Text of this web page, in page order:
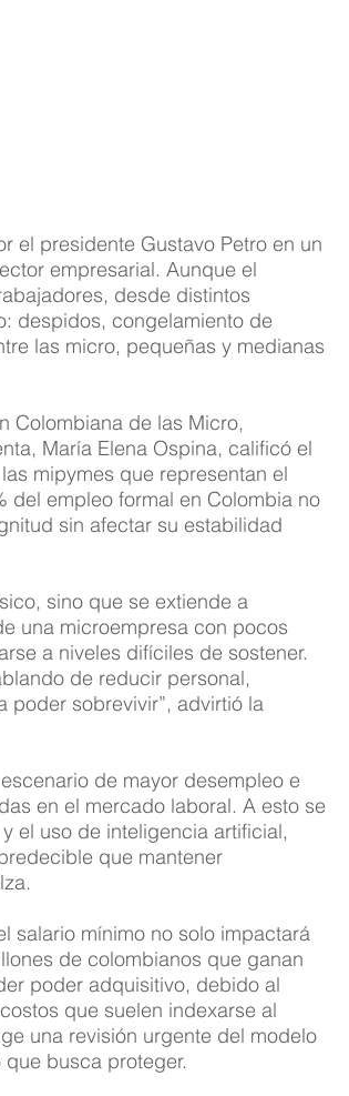
el presidente Gustavo Petro en un
empresarial. Aunque el
desde distintos
despidos, congelamiento de
las micro, pequeñas y medianas
Colombiana de las Micro,
María Elena Ospina, calificó el
mipymes que representan el
del empleo formal en Colombia no
sin afectar su estabilidad
sino que se extiende a
una microempresa con pocos
a niveles difíciles de sostener.
de reducir personal,
poder sobrevivir”, advirtió la
de mayor desempleo e
en el mercado laboral. A esto se
el uso de inteligencia artificial,
que mantener
salario mínimo no solo impactará
de colombianos que ganan
poder adquisitivo, debido al
que suelen indexarse al
una revisión urgente del modelo
busca proteger.